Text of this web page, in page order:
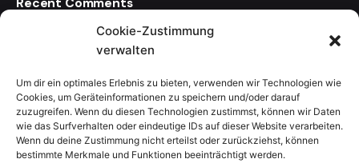
Cookie-Zustimmung
verwalten
Um dir ein optimales Erlebnis zu bieten, verwenden wir Technologien wie
Cookies, um Geräteinformationen zu speichern und/oder darauf
zuzugreifen. Wenn du diesen Technologien zustimmst, können wir Daten
wie das Surfverhalten oder eindeutige IDs auf dieser Website verarbeiten.
Wenn du deine Zustimmung nicht erteilst oder zurückziehst, können
bestimmte Merkmale und Funktionen beeinträchtigt werden.
Es sind keine Kommentare vorhanden.
Julien